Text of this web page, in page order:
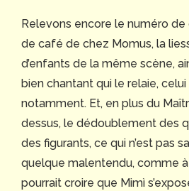
Relevons encore le numéro
de café de chez Momus, la
d’enfants de la même scène,
bien chantant qui le relaie,
notamment. Et, en plus du
dessus, le dédoublement des
des figurants, ce qui n’est pas
quelque malentendu, comme à
pourrait croire que Mimì